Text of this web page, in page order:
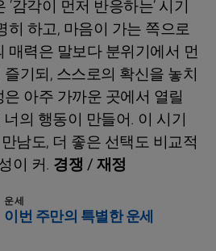
감각이 먼저 반응하는’ 시기
히 하고, 마음이 가는 쪽으로
매력은 말보다 분위기에서 먼
기되, 스스로의 확신을 놓치
아주 가까운 곳에서 열릴
의 행동이 만들어. 이 시기
남도, 더 좋은 선택도 비교적
이 커. 경쟁 / 재정
운세
이번 주만의 특별한 운세